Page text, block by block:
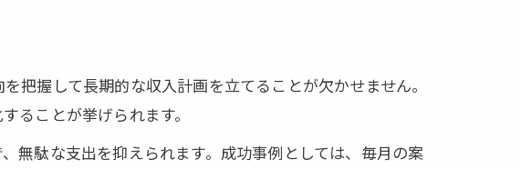
ット
性
把握して長期的な収入計画を立てることが欠かせません。
ることが挙げられます。
無駄な支出を抑えられます。成功事例としては、毎月の案